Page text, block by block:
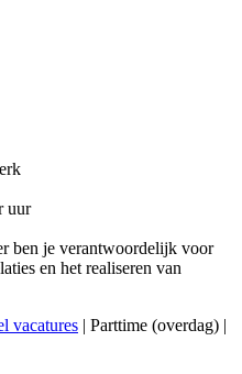
uur
ben je verantwoordelijk voor
en het realiseren van
vacatures | Parttime (overdag) |